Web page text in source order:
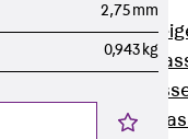
Zurück
STU
ST
LGG
2,75 mm
0,943 kg